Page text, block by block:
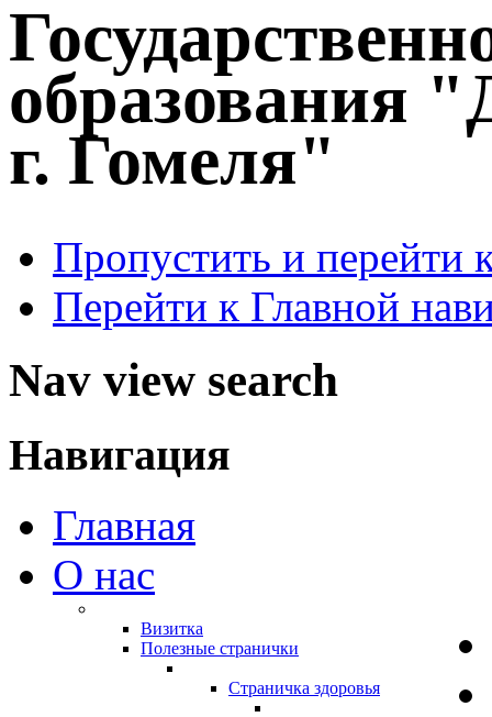
образования
г. Гомеля"
Пропустить и перейти
Перейти к Главной
Nav view search
Навигация
Главная
О нас
Визитка
Полезные странички
Страничка здоровья